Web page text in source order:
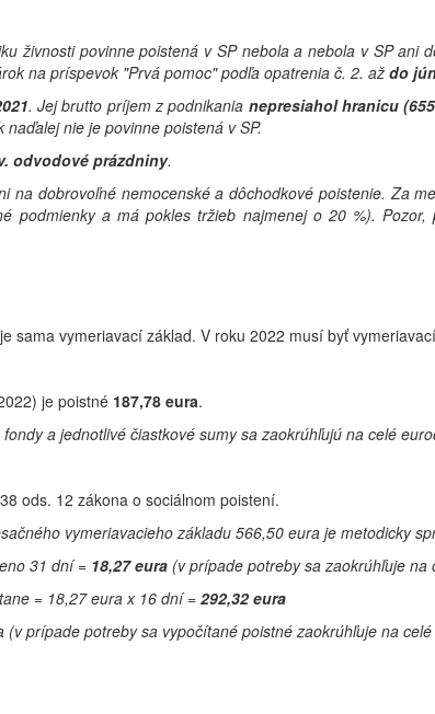
živnosti povinne poistená v SP nebola a nebola v SP ani
na príspevok "Prvá pomoc" podľa opatrenia č. 2. aždo
. Jej brutto príjem z podnikania nepresiahol hranicu
nie je povinne poistená v SP.
odvodové prázdniny.
na dobrovoľné nemocenské a dôchodkové poistenie. Za
podmienky a má pokles tržieb najmenej o 20 %). Pozor,
sama vymeriavací základ. V roku 2022 musí byť
je poistné 187,78 eura.
a jednotlivé čiastkové sumy sa zaokrúhľujú na celé
ods. 12 zákona o sociálnom poistení.
vymeriavacieho základu 566,50 eura je metodicky
31 dní = 18,27 eura (v prípade potreby sa zaokrúhľuje na
= 18,27 eura x 16 dní = 292,32 eura
prípade potreby sa vypočítané poistné zaokrúhľuje na